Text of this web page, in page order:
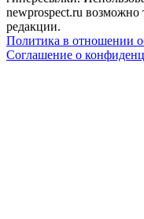
newprospect.ru возможно
редакции.
Политика в отношении
Соглашение о